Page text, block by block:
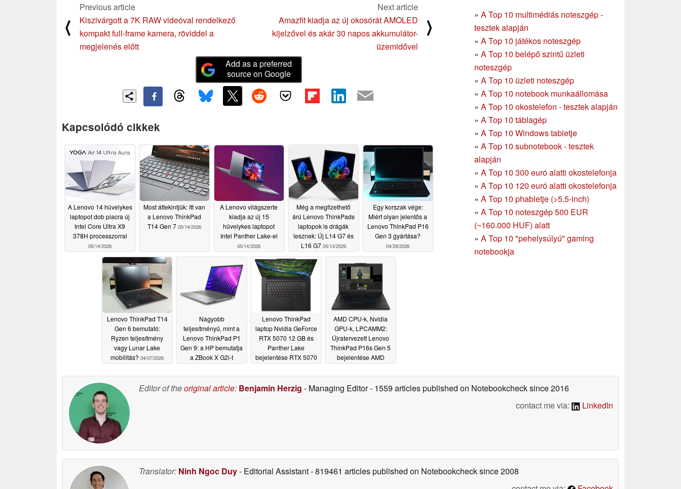
» A Top 10 multimédiás noteszgép -
tesztek alapján
» A Top 10 játékos noteszgép
» A Top 10 belépő szintű üzleti
noteszgép
» A Top 10 üzleti noteszgép
» A Top 10 notebook munkaállomása
» A Top 10 okostelefon - tesztek alapján
» A Top 10 táblagép
» A Top 10 Windows tabletje
» A Top 10 subnotebook - tesztek
alapján
» A Top 10 300 euró alatti okostelefonja
» A Top 10 120 euró alatti okostelefonja
» A Top 10 phabletje (>5.5-inch)
» A Top 10 noteszgép 500 EUR
(~160.000 HUF) alatt
» A Top 10 "pehelysúlyú" gaming
notebookja
⟨
Previous article
Kiszivárgott a 7K RAW videóval rendelkező
kompakt full-frame kamera, röviddel a
megjelenés előtt
Next article
Amazfit kiadja az új okosórát AMOLED
kijelzővel és akár 30 napos akkumulátor-
üzemidővel
⟩
Add as a preferred
source on Google
Kapcsolódó cikkek
A Lenovo 14 hüvelykes
laptopot dob piacra új
Intel Core Ultra X9
378H processzorral
05/14/2026
Most áttekintjük: Itt van
a Lenovo ThinkPad
T14 Gen 7 05/14/2026
A Lenovo világszerte
kiadja az új 15
hüvelykes laptopot
Intel Panther Lake-el
05/14/2026
Még a megfizethető
árú Lenovo ThinkPads
laptopok is drágák
lesznek: Új L14 G7 és
L16 G7 05/13/2026
Egy korszak vége:
Miért olyan jelentős a
Lenovo ThinkPad P16
Gen 3 gyártása?
04/29/2026
Lenovo ThinkPad T14
Gen 6 bemutató:
Ryzen teljesítmény
vagy Lunar Lake
mobilitás? 04/07/2026
Nagyobb
teljesítményű, mint a
Lenovo ThinkPad P1
Gen 9: a HP bemutatja
a ZBook X G2i-t
Lenovo ThinkPad
laptop Nvidia GeForce
RTX 5070 12 GB és
Panther Lake
bejelentése RTX 5070
AMD CPU-k, Nvidia
GPU-k, LPCAMM2:
Újratervezett Lenovo
ThinkPad P16s Gen 5
bejelentése AMD
Editor of theoriginal article: Benjamin Herzig - Managing Editor- 1559 articles published on Notebookchecksince 2016
contact me via:
LinkedIn
Translator: Ninh Ngoc Duy- Editorial Assistant- 819461 articles published on Notebookchecksince 2008